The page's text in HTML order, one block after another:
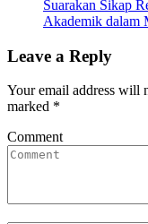
Suarakan Sikap
Akademik
Leave a Reply
Your email address will
marked *
Comment